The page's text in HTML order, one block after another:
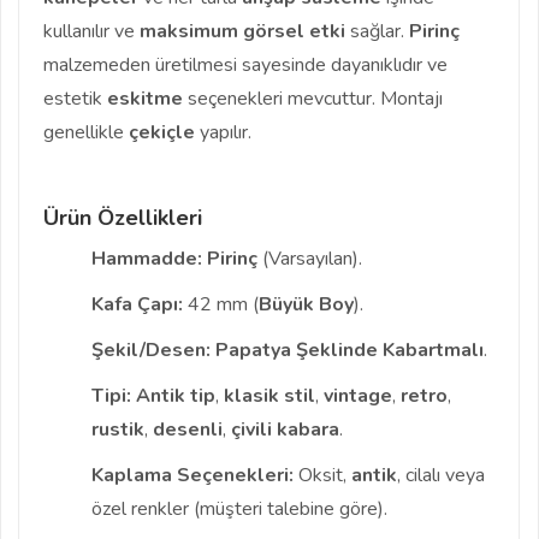
kullanılır ve maksimum görsel etki sağlar. Pirinç
malzemeden üretilmesi sayesinde dayanıklıdır ve
estetik eskitme seçenekleri mevcuttur. Montajı
genellikle çekiçle yapılır.
Ürün Özellikleri
Hammadde: Pirinç (Varsayılan).
Kafa Çapı: 42 mm (Büyük Boy).
Şekil/Desen: Papatya Şeklinde Kabartmalı.
Tipi: Antik tip, klasik stil, vintage, retro,
rustik, desenli, çivili kabara.
Kaplama Seçenekleri: Oksit, antik, cilalı veya
özel renkler (müşteri talebine göre).